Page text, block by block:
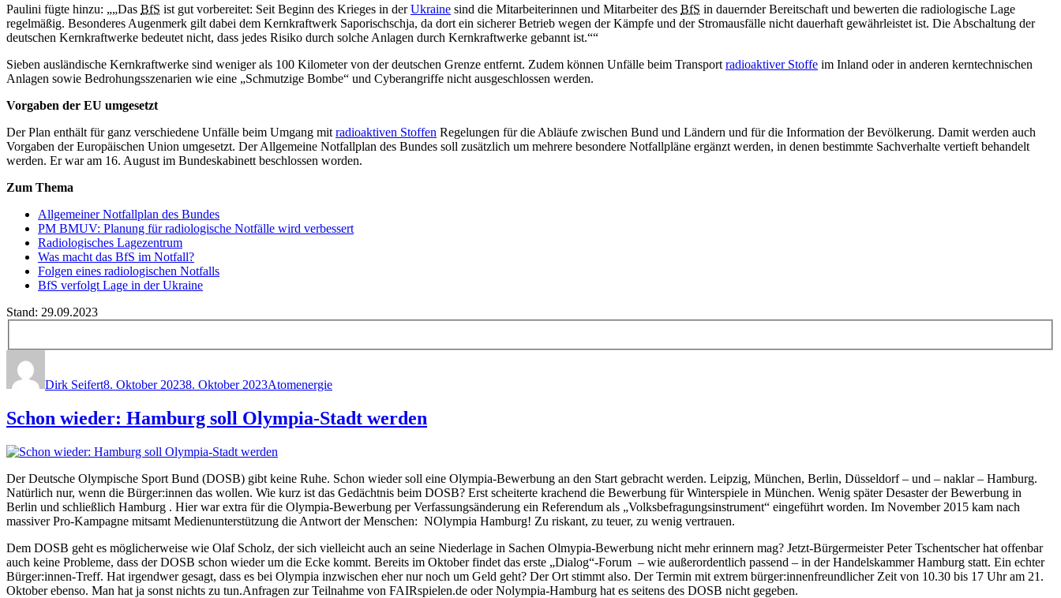
Paulini fügte hinzu:
„Das BfS ist gut vorbereitet: Seit Beginn des Krieges in derUkraine sind die Mitarbeiterinnen und Mitarbeiter des BfS in dauernder Bereitschaft und bewerten die radiologische Lage
regelmäßig. Besonderes Augenmerk gilt dabei dem Kernkraftwerk Saporischschja, da dort ein sicherer Betrieb wegen der Kämpfe und der Stromausfälle nicht dauerhaft gewährleistet ist. Die Abschaltung der
deutschen Kernkraftwerke bedeutet nicht, dass jedes Risiko durch solche Anlagen durch Kernkraftwerke gebannt ist.“
Sieben ausländische Kernkraftwerke sind weniger als 100 Kilometer von der deutschen Grenze entfernt. Zudem können Unfälle beim Transport radioaktiver Stoffe im Inland oder in anderen kerntechnischen
Anlagen sowie Bedrohungsszenarien wie eine „Schmutzige Bombe“ und Cyberangriffe nicht ausgeschlossen werden.
Vorgaben der EU umgesetzt
Der Plan enthält für ganz verschiedene Unfälle beim Umgang mit radioaktiven Stoffen Regelungen für die Abläufe zwischen Bund und Ländern und für die Information der Bevölkerung. Damit werden auch
Vorgaben der Europäischen Union umgesetzt. Der Allgemeine Notfallplan des Bundes soll zusätzlich um mehrere besondere Notfallpläne ergänzt werden, in denen bestimmte Sachverhalte vertieft behandelt
werden. Er war am 16. August im Bundeskabinett beschlossen worden.
Zum Thema
Allgemeiner Notfallplan des Bundes
PM BMUV: Planung für radiologische Notfälle wird verbessert
Radiologisches Lagezentrum
Was macht das BfS im Notfall?
Folgen eines radiologischen Notfalls
BfS verfolgt Lage in der Ukraine
Stand: 29.09.2023
Dirk Seifert8. Oktober 20238. Oktober 2023Atomenergie
Schon wieder: Hamburg soll Olympia-Stadt werden
Der Deutsche Olympische Sport Bund (DOSB) gibt keine Ruhe. Schon wieder soll eine Olympia-Bewerbung an den Start gebracht werden. Leipzig, München, Berlin, Düsseldorf – und – naklar – Hamburg.
Natürlich nur, wenn die Bürger:innen das wollen. Wie kurz ist das Gedächtnis beim DOSB? Erst scheiterte krachend die Bewerbung für Winterspiele in München. Wenig später Desaster der Bewerbung in
Berlin und schließlich Hamburg . Hier war extra für die Olympia-Bewerbung per Verfassungsänderung ein Referendum als „Volksbefragungsinstrument“ eingeführt worden. Im November 2015 kam nach
massiver Pro-Kampagne mitsamt Medienunterstützung die Antwort der Menschen: NOlympia Hamburg! Zu riskant, zu teuer, zu wenig vertrauen.
Dem DOSB geht es möglicherweise wie Olaf Scholz, der sich vielleicht auch an seine Niederlage in Sachen Olmypia-Bewerbung nicht mehr erinnern mag? Jetzt-Bürgermeister Peter Tschentscher hat offenbar
auch keine Probleme, dass der DOSB schon wieder um die Ecke kommt. Bereits im Oktober findet das erste „Dialog“-Forum – wie außerordentlich passend – in der Handelskammer Hamburg statt. Ein echter
Bürger:innen-Treff. Hat irgendwer gesagt, dass es bei Olympia inzwischen eher nur noch um Geld geht? Der Ort stimmt also. Der Termin mit extrem bürger:innenfreundlicher Zeit von 10.30 bis 17 Uhr am 21.
Oktober ebenso. Man hat ja sonst nichts zu tun.Anfragen zur Teilnahme von FAIRspielen.de oder Nolympia-Hamburg hat es seitens des DOSB nicht gegeben.